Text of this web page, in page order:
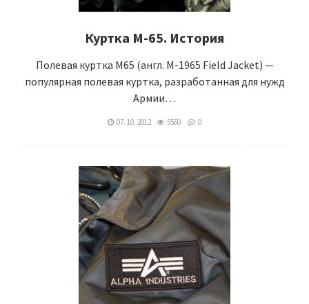
Куртка M-65. История
Полевая куртка M65 (англ. M-1965 Field Jacket) —
популярная полевая куртка, разработанная для нужд
Армии…
07. 10. 2012 5560 0